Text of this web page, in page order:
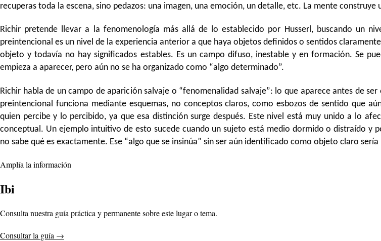
recuperas toda la escena, sino pedazos: una imagen, una emoción, un detalle, etc. La mente
Richir pretende llevar a la fenomenología más allá de lo establecido por Husserl, buscando un
preintencional es un nivel de la experiencia anterior a que haya objetos definidos o sentidos
objeto y todavía no hay significados estables. Es un campo difuso, inestable y en formación. Se
empieza a aparecer, pero aún no se ha organizado como “algo determinado”.
Richir habla de un campo de aparición salvaje o “fenomenalidad salvaje”: lo que aparece antes de
preintencional funciona mediante esquemas, no conceptos claros, como esbozos de sentido que
quien percibe y lo percibido, ya que esa distinción surge después. Este nivel está muy unido a lo
conceptual. Un ejemplo intuitivo de esto sucede cuando un sujeto está medio dormido o distraído y
no sabe qué es exactamente. Ese “algo que se insinúa” sin ser aún identificado como objeto claro
Amplía la información
Ibi
Consulta nuestra guía práctica y permanente sobre este lugar o tema.
Consultar la guía →